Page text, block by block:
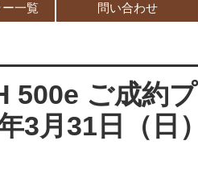
一覧 問い合わせ
500e ご成約プ
月31日（日）